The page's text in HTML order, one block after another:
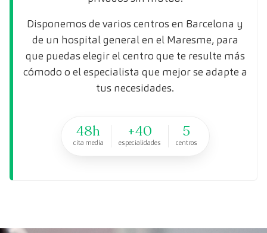
Disponemos de varios centros en Barcelona y
de un hospital general en el Maresme, para
que puedas elegir el centro que te resulte más
cómodo o el especialista que mejor se adapte a
tus necesidades.
48h
cita media
+40
especialidades
5
centros